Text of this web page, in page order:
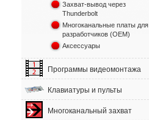
Захват-вывод через
Thunderbolt
Многоканальные платы для
разработчиков (OEM)
Аксессуары
Программы видеомонтажа
Клавиатуры и пульты
Многоканальный захват